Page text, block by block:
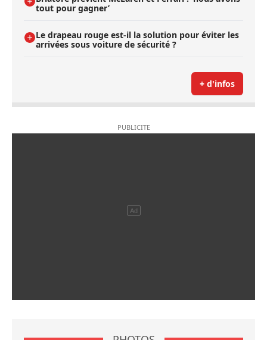
tout pour gagner’
Le drapeau rouge est-il la solution pour éviter les
arrivées sous voiture de sécurité ?
+ d'infos